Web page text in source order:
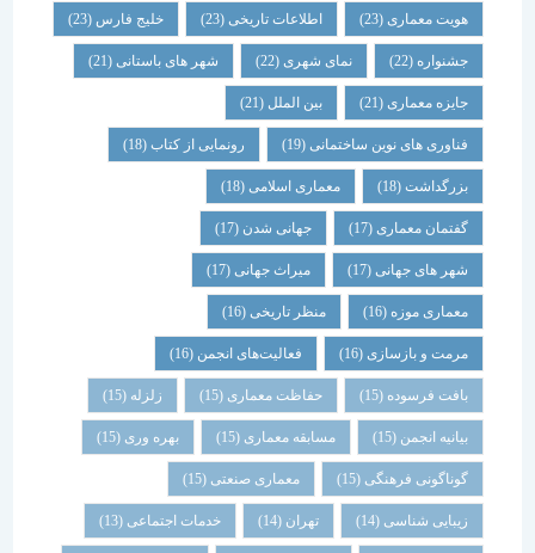
هویت معماری (23) اطلاعات تاریخی(23) خلیج فارس(23)
جشنواره(22) نمای شهری(22) شهر های باستانی (21)
جایزه معماری (21) بین الملل(21)
فناوری های نوین ساختمانی(19) رونمایی از کتاب (18)
بزرگداشت (18) معماری اسلامی(18)
گفتمان معماری (17) جهانی شدن(17)
شهر های جهانی(17) میراث جهانی(17)
معماری موزه(16) منظر تاریخی (16)
مرمت و بازسازی(16) فعالیت‌های انجمن(16)
بافت فرسوده (15) حفاظت معماری (15) زلزله
بیانیه انجمن(15) مسابقه معماری (15) بهره وری(15)
گوناگونی فرهنگی (15) معماری صنعتی(15)
زیبایی شناسی (14) تهران خدمات اجتماعی (13)